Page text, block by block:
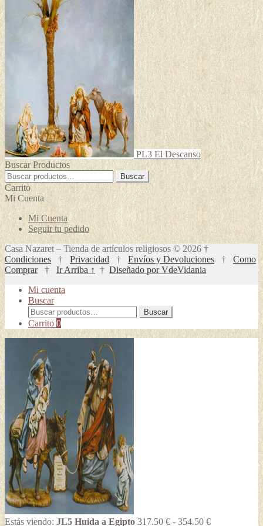
PL3 El Descanso
Buscar Productos
Buscar
por:
Buscar
Carrito
Mi Cuenta
Mi Cuenta
Seguir tu pedido
Casa Nazaret – Tienda de artículos religiosos © 2026 †
Condiciones † Privacidad † Envíos y Devoluciones † Como
Comprar† Ir Arriba ↑ † Diseñado por VdeVidania
Mi cuenta
Buscar
Buscar
por:
Buscar
Carrito 0
Estás viendo: JL5 Huida a Egipto 317.50 € - 354.50 €Rango